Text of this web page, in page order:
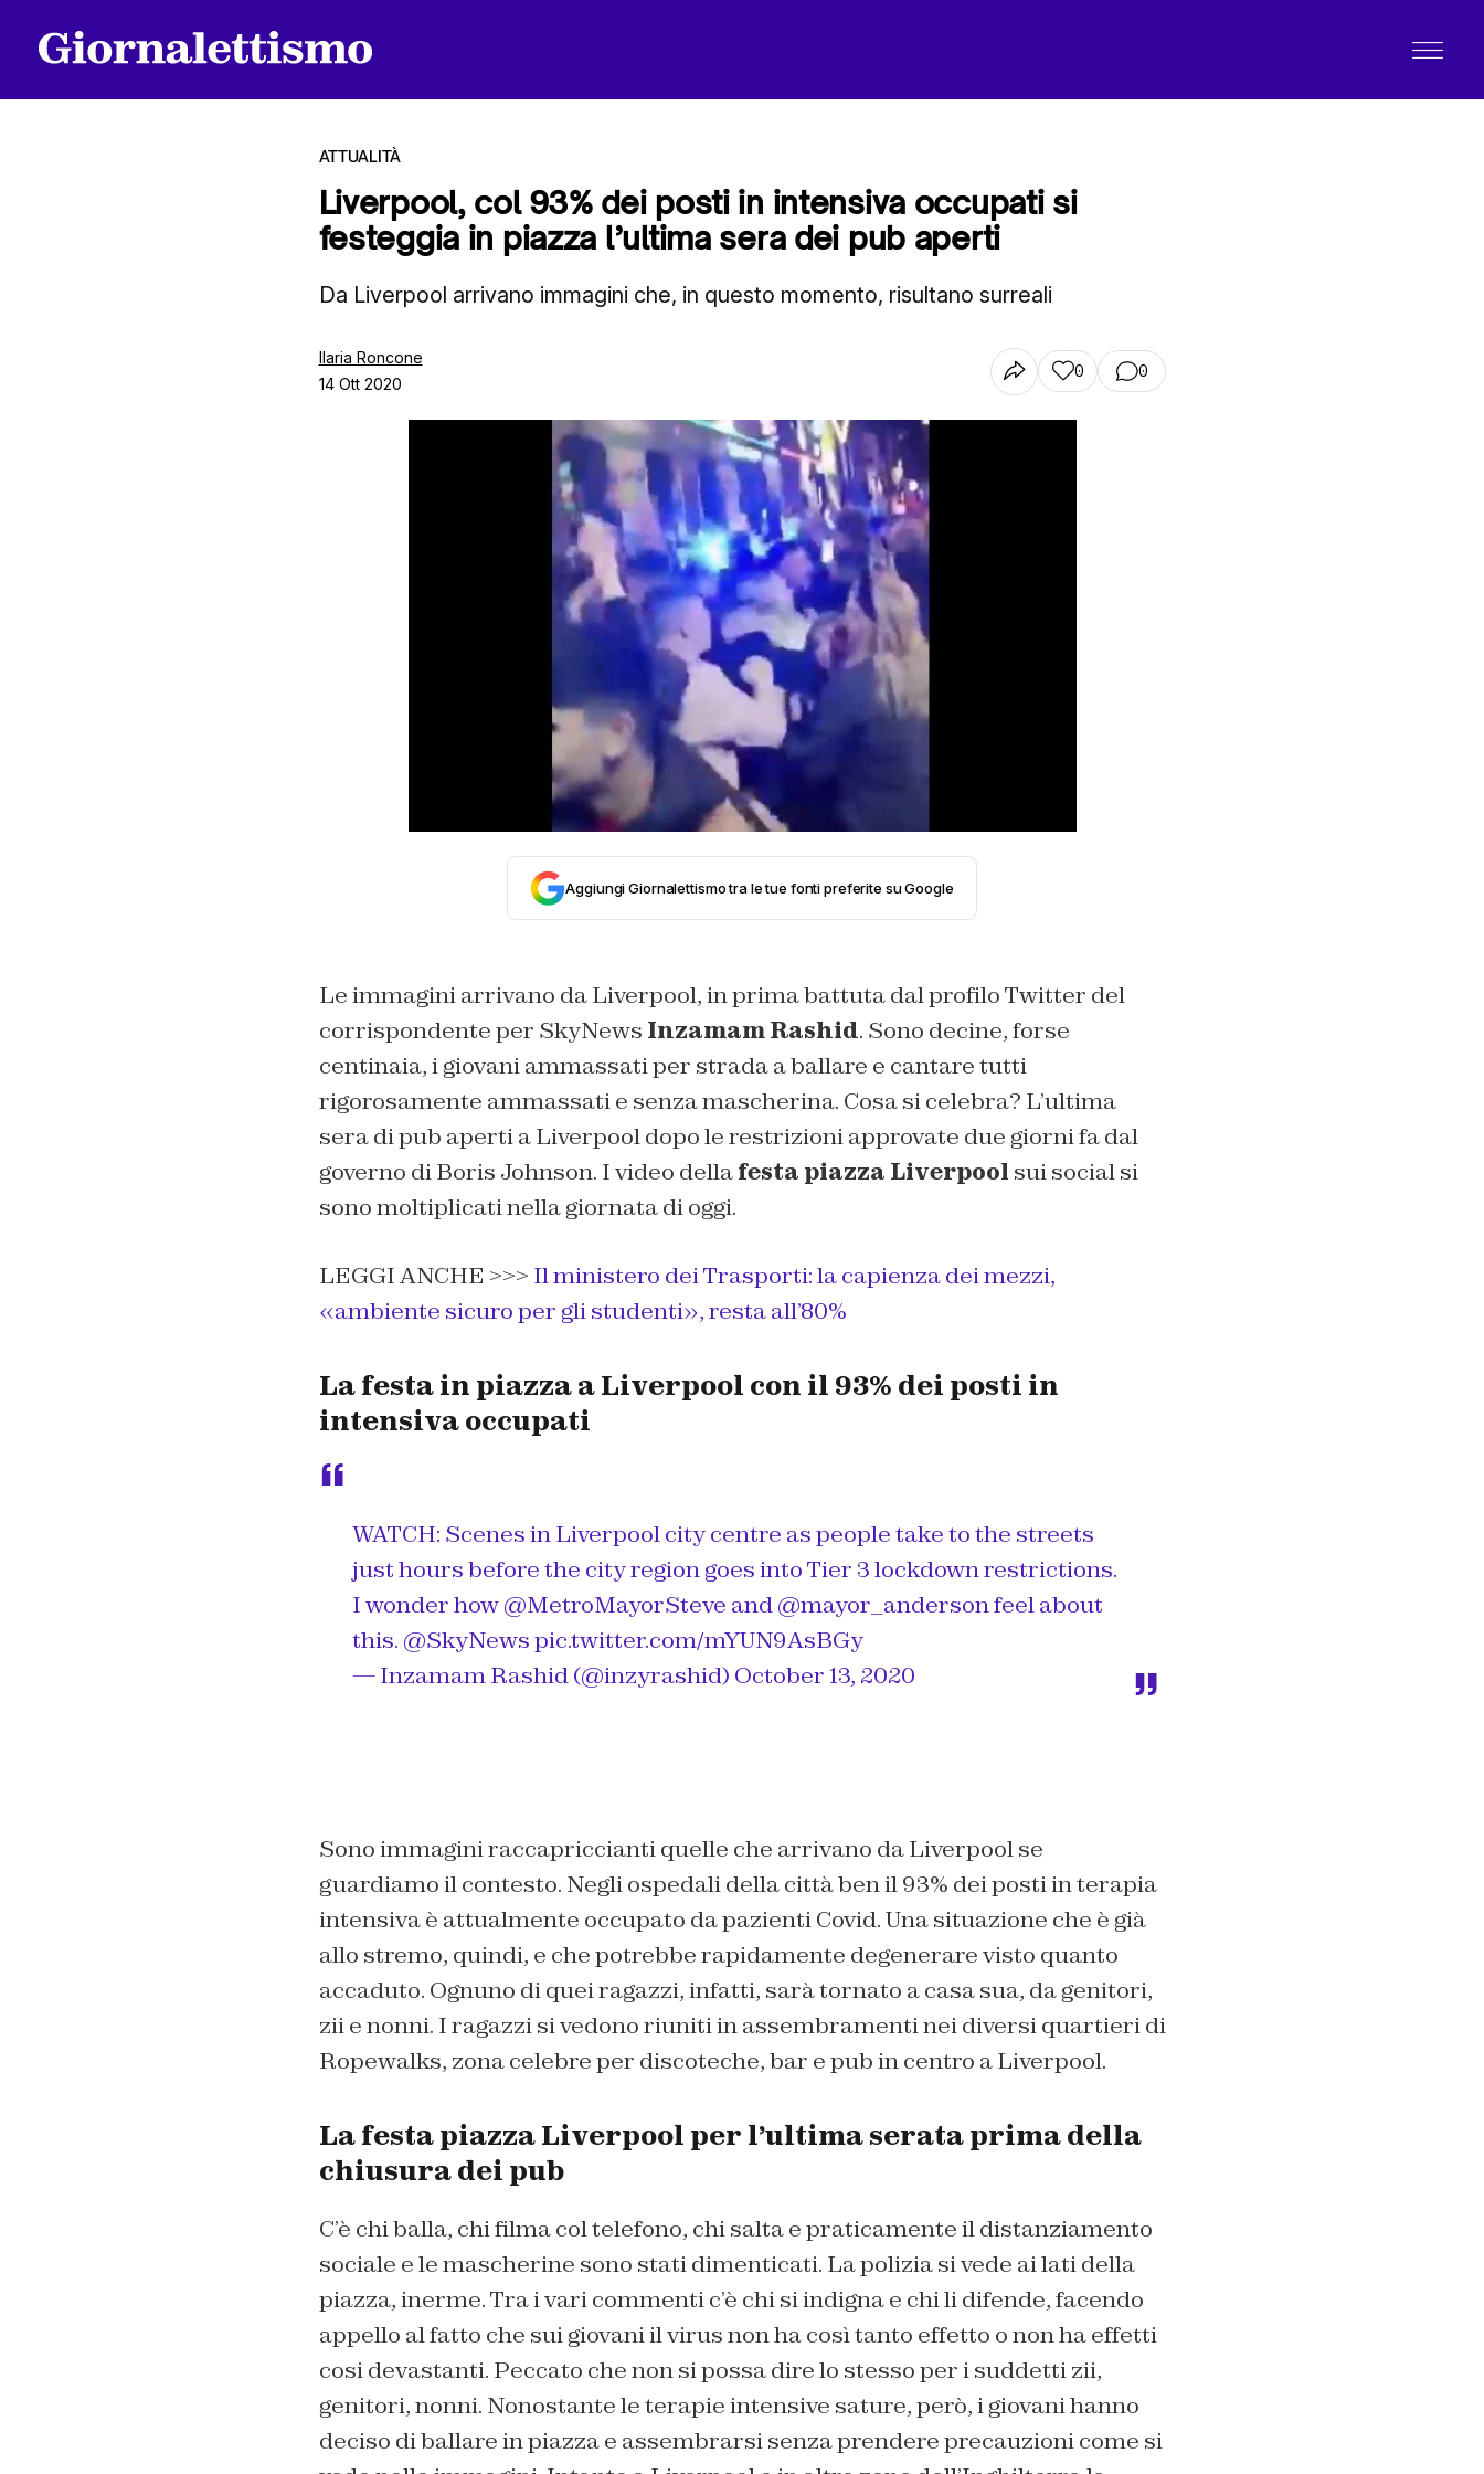
ATTUALITÀ
Liverpool, col 93% dei posti in intensiva occupati si
festeggia in piazza l’ultima sera dei pub aperti
Da Liverpool arrivano immagini che, in questo momento, risultano surreali
Ilaria Roncone
14 Ott 2020
0 0
Aggiungi Giornalettismo tra le tue fonti preferite su Google
Le immagini arrivano da Liverpool, in prima battuta dal profilo Twitter del
corrispondente per SkyNews Inzamam Rashid. Sono decine, forse
centinaia, i giovani ammassati per strada a ballare e cantare tutti
rigorosamente ammassati e senza mascherina. Cosa si celebra? L’ultima
sera di pub aperti a Liverpool dopo le restrizioni approvate due giorni fa dal
governo di Boris Johnson. I video dellafesta piazza Liverpool sui social si
sono moltiplicati nella giornata di oggi.
LEGGI ANCHE >>> Il ministero dei Trasporti: la capienza dei mezzi,
«ambiente sicuro per gli studenti», resta all’80%
La festa in piazza a Liverpool con il 93% dei posti in
intensiva occupati
WATCH: Scenes in Liverpool city centre as people take to the streets
just hours before the city region goes into Tier 3 lockdown restrictions.
I wonder how@MetroMayorSteve and@mayor_andersonfeel about
this. @SkyNewspic.twitter.com/mYUN9AsBGy
— Inzamam Rashid (@inzyrashid) October 13, 2020
Sono immagini raccapriccianti quelle che arrivano da Liverpool se
guardiamo il contesto. Negli ospedali della città ben il 93% dei posti in terapia
intensiva è attualmente occupato da pazienti Covid. Una situazione che è già
allo stremo, quindi, e che potrebbe rapidamente degenerare visto quanto
accaduto. Ognuno di quei ragazzi, infatti, sarà tornato a casa sua, da genitori,
zii e nonni. I ragazzi si vedono riuniti in assembramenti nei diversi quartieri di
Ropewalks, zona celebre per discoteche, bar e pub in centro a Liverpool.
La festa piazza Liverpool per l’ultima serata prima della
chiusura dei pub
C’è chi balla, chi filma col telefono, chi salta e praticamente il distanziamento
sociale e le mascherine sono stati dimenticati. La polizia si vede ai lati della
piazza, inerme. Tra i vari commenti c’è chi si indigna e chi li difende, facendo
appello al fatto che sui giovani il virus non ha così tanto effetto o non ha effetti
cosi devastanti. Peccato che non si possa dire lo stesso per i suddetti zii,
genitori, nonni. Nonostante le terapie intensive sature, però, i giovani hanno
deciso di ballare in piazza e assembrarsi senza prendere precauzioni come si